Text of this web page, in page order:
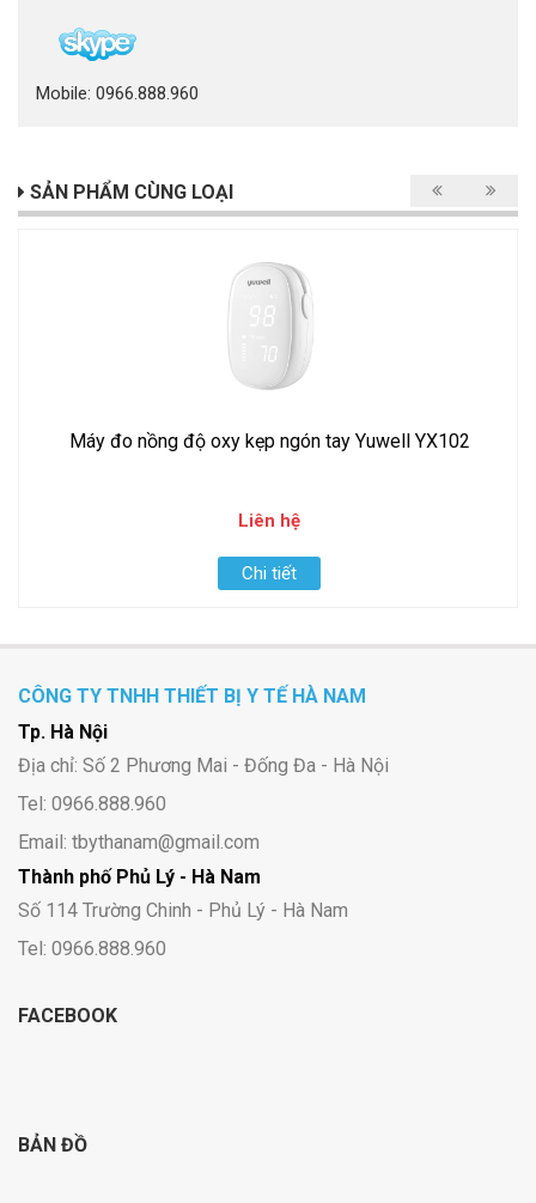
Mobile: 0966.888.960
SẢN PHẨM CÙNG LOẠI
Máy đo nồng độ oxy kẹp ngón tay Yuwell YX102
Liên hệ
Chi tiết
CÔNG TY TNHH THIẾT BỊ Y TẾ HÀ NAM
Tp. Hà Nội
Địa chỉ: Số 2 Phương Mai - Đống Đa - Hà Nội
Tel: 0966.888.960
Email: tbythanam@gmail.com
Thành phố Phủ Lý - Hà Nam
Số 114 Trường Chinh - Phủ Lý - Hà Nam
Tel: 0966.888.960
FACEBOOK
BẢN ĐỒ